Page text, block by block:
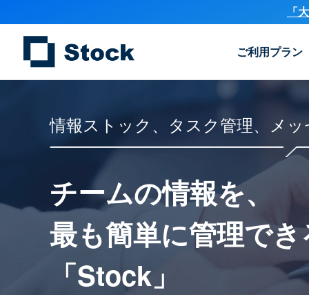
「
ご利用プラン
情報ストック、タスク管理、メ
チームの情報を、
最も簡単に管理で
「Stock」